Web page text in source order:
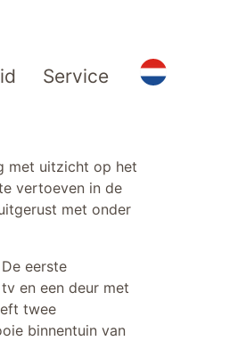
Service
met uitzicht op het
vertoeven in de
met onder
eerste
en een deur met
twee
binnentuin van